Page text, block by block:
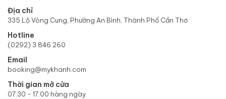
Địa chỉ
335 Lộ Vòng Cung, Phường An Bình, Thành Phố Cần Thơ
Hotline
(0292) 3 846.260
Email
booking@mykhanh.com
Thời gian mở cửa
07:30 - 17:00 hàng ngày